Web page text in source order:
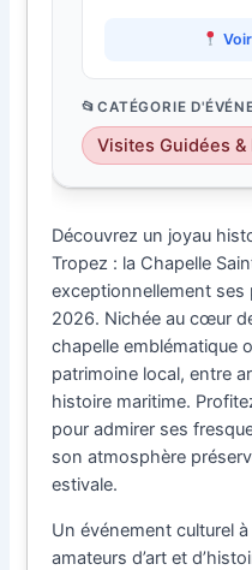
CATÉGORIE
Visites Guidées &
Découvrez un joyau
Tropez : la Chapelle
exceptionnellement ses
2026. Nichée au cœur
chapelle emblématique
patrimoine local, entre
histoire maritime.
pour admirer ses
son atmosphère
estivale.
Un événement culturel
amateurs d’art et